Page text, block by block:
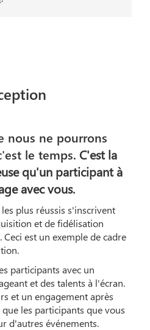
nous ne pourrons
le temps. C'est la
qu'un participant à
avec vous.
plus réussis s'inscrivent
et de fidélisation
est un exemple de cadre
participants avec un
et des talents à l'écran.
et un engagement après
les participants que vous
d'autres événements.